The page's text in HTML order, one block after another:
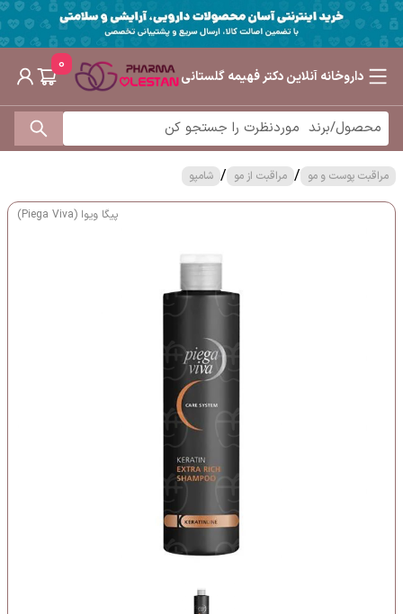
داروخانه آنلاین دکتر فهیمه گلستانی
0
مراقبت پوست و مو / مراقبت از مو / شامپو
پیگا ویوا (Piega Viva)